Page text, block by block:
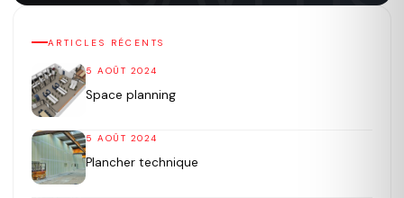
ARTICLES RÉCENTS
5 AOÛT 2024
Space planning
5 AOÛT 2024
Plancher technique